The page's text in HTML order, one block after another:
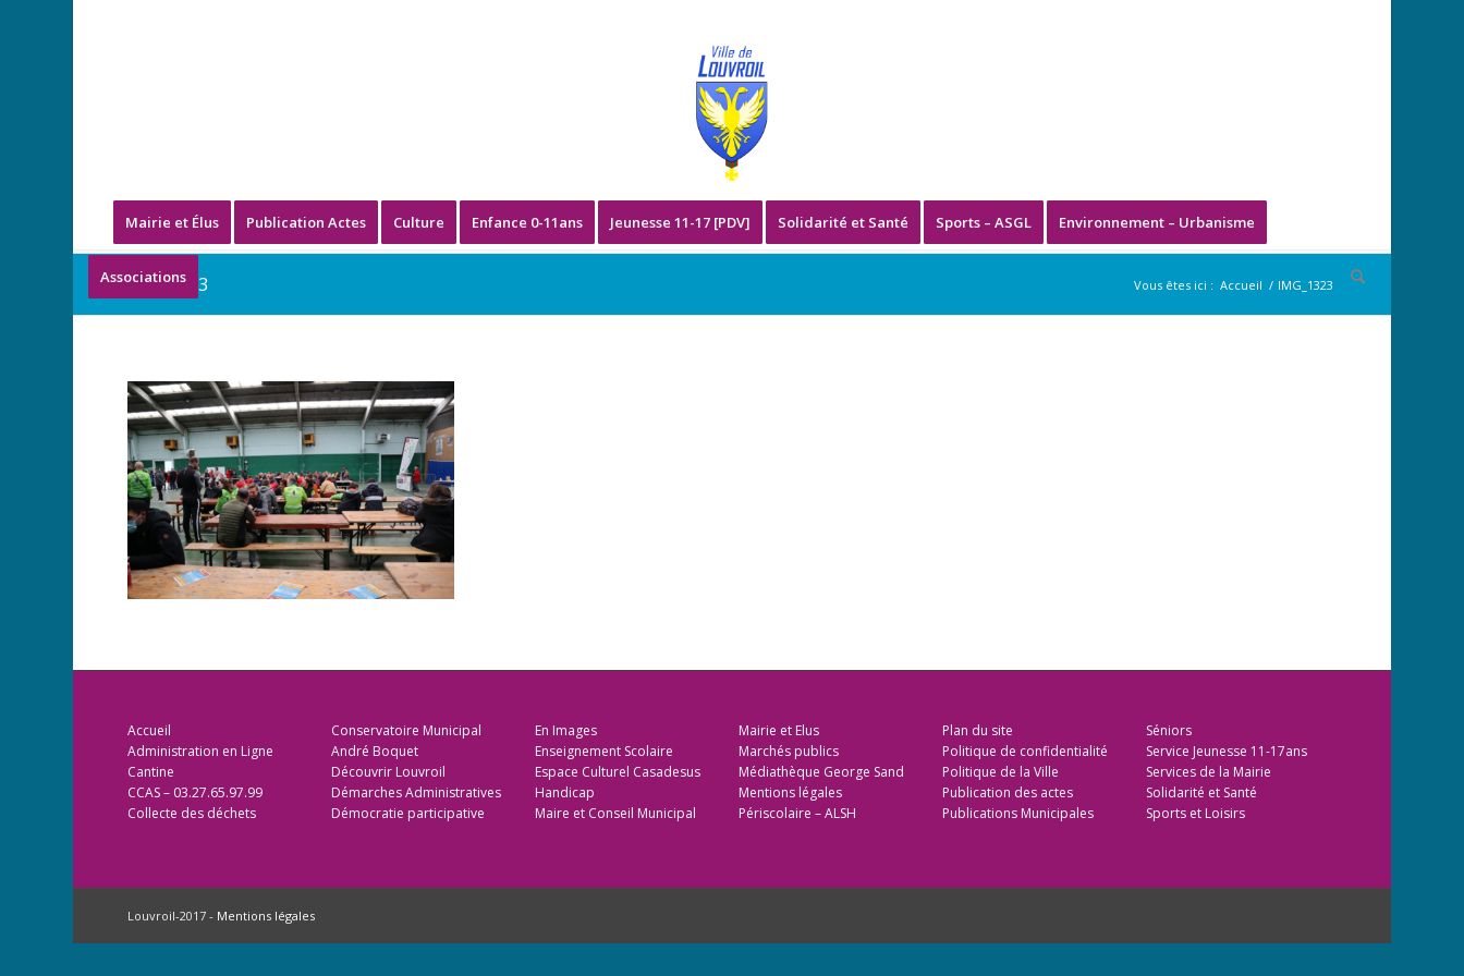
Mairie et Élus Publication Actes Culture Enfance 0-11ans Jeunesse 11-17 [PDV] Solidarité et Santé Sports – ASGL Environnement – Urbanisme
Associations
IMG_1323 Vous êtes ici : Accueil / IMG_1323
Accueil
Administration en Ligne
Cantine
CCAS – 03.27.65.97.99
Collecte des déchets
Conservatoire Municipal
André Boquet
Découvrir Louvroil
Démarches Administratives
Démocratie participative
En Images
Enseignement Scolaire
Espace Culturel Casadesus
Handicap
Maire et Conseil Municipal
Mairie et Elus
Marchés publics
Médiathèque George Sand
Mentions légales
Périscolaire – ALSH
Plan du site
Politique de confidentialité
Politique de la Ville
Publication des actes
Publications Municipales
Séniors
Service Jeunesse 11-17ans
Services de la Mairie
Solidarité et Santé
Sports et Loisirs
Louvroil-2017 - Mentions légales